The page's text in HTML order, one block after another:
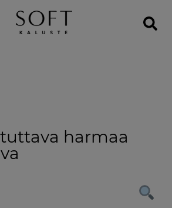
harmaa